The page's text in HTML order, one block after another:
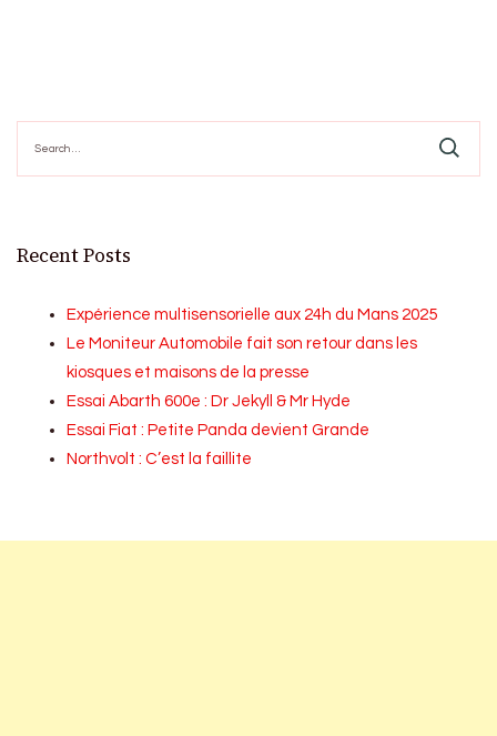
for:
Recent Posts
Expérience multisensorielle aux 24h du Mans 2025
Le Moniteur Automobile fait son retour dans les
kiosques et maisons de la presse
Essai Abarth 600e : Dr Jekyll & Mr Hyde
Essai Fiat : Petite Panda devient Grande
Northvolt : C’est la faillite